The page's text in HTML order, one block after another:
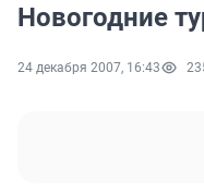
Новогодние
24 декабря 2007, 16:43